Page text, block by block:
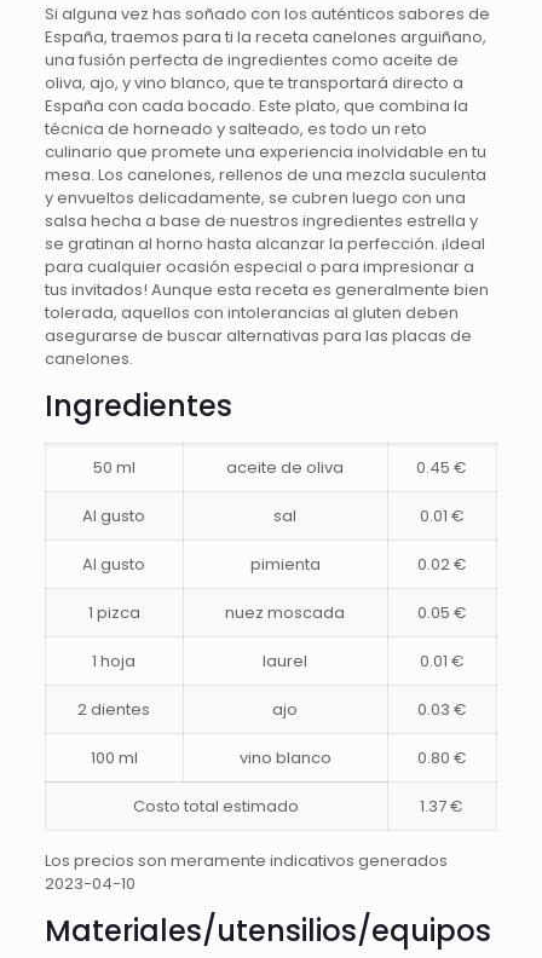
Si alguna vez has soñado con los auténticos sabores de
España, traemos para ti la receta canelones arguiñano,
una fusión perfecta de ingredientes como aceite de
oliva, ajo, y vino blanco, que te transportará directo a
España con cada bocado. Este plato, que combina la
técnica de horneado y salteado, es todo un reto
culinario que promete una experiencia inolvidable en tu
mesa. Los canelones, rellenos de una mezcla suculenta
y envueltos delicadamente, se cubren luego con una
salsa hecha a base de nuestros ingredientes estrella y
se gratinan al horno hasta alcanzar la perfección. ¡Ideal
para cualquier ocasión especial o para impresionar a
tus invitados! Aunque esta receta es generalmente bien
tolerada, aquellos con intolerancias al gluten deben
asegurarse de buscar alternativas para las placas de
canelones.
Ingredientes
50 ml aceite de oliva 0.45 €
Al gusto sal 0.01 €
Al gusto pimienta 0.02 €
1 pizca nuez moscada 0.05 €
1 hoja laurel 0.01 €
2 dientes ajo 0.03 €
100 ml vino blanco 0.80 €
Costo total estimado 1.37 €
Los precios son meramente indicativos generados
2023-04-10
Materiales/utensilios/equipos